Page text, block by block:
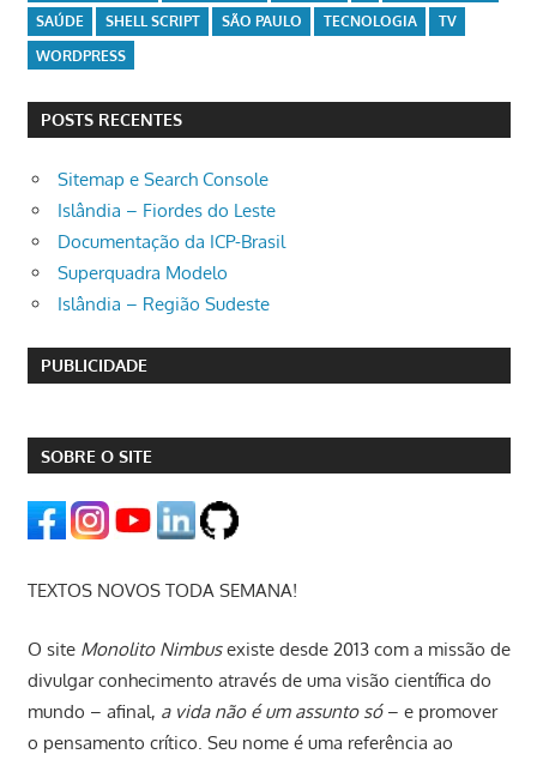
SAÚDE
SHELL SCRIPT SÃO PAULO TECNOLOGIA
TV
WORDPRESS
POSTS RECENTES
Sitemap e Search Console
Islândia – Fiordes do Leste
Documentação da ICP-Brasil
Superquadra Modelo
Islândia – Região Sudeste
PUBLICIDADE
SOBRE O SITE
TEXTOS NOVOS TODA SEMANA!
O site Monolito Nimbusexiste desde 2013 com a missão de
divulgar conhecimento através de uma visão científica do
mundo – afinal, a vida não é um assunto só– e promover
o pensamento crítico. Seu nome é uma referência ao